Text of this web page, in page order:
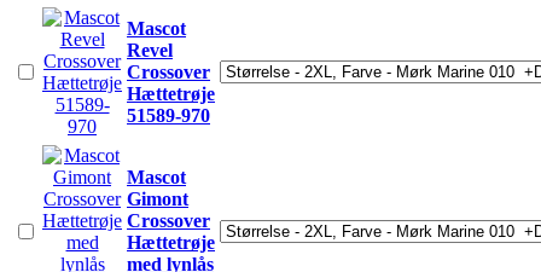
Mascot
Revel
Crossover
Hættetrøje
51589-970
Mascot
Gimont
Crossover
Hættetrøje
med lynlås